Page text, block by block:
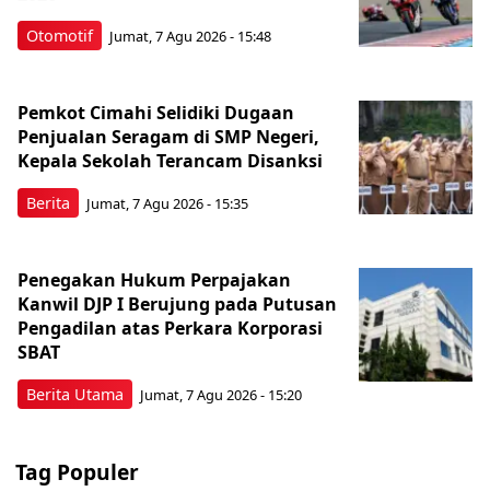
Otomotif Jumat, 7 Agu 2026 - 15:48
Berita
Pemkot Cimahi Selidiki Dugaan
Penjualan Seragam di SMP Negeri,
Kepala Sekolah Terancam Disanksi
Jumat, 7 Agu 2026 - 15:35
Berita Utama
Penegakan Hukum Perpajakan
Kanwil DJP I Berujung pada Putusan
Pengadilan atas Perkara Korporasi
SBAT
Jumat, 7 Agu 2026 - 15:20
Tag Populer